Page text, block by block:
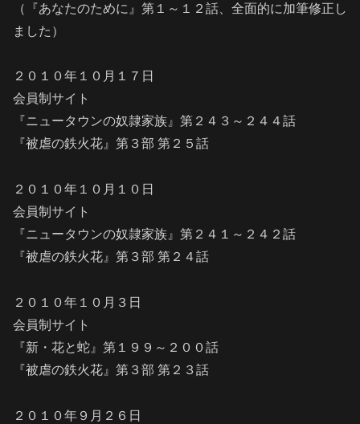
（『あなたのために』第１～１２話、全面的に加筆修正し
ました）
２０１０年１０月１７日
会員制サイト
『ニュータウンの奴隷家族』第２４３～２４４話
『被虐の鉄火花』第３部 第２５話
２０１０年１０月１０日
会員制サイト
『ニュータウンの奴隷家族』第２４１～２４２話
『被虐の鉄火花』第３部 第２４話
２０１０年１０月３日
会員制サイト
『新・花と蛇』第１９９～２００話
『被虐の鉄火花』第３部 第２３話
２０１０年９月２６日